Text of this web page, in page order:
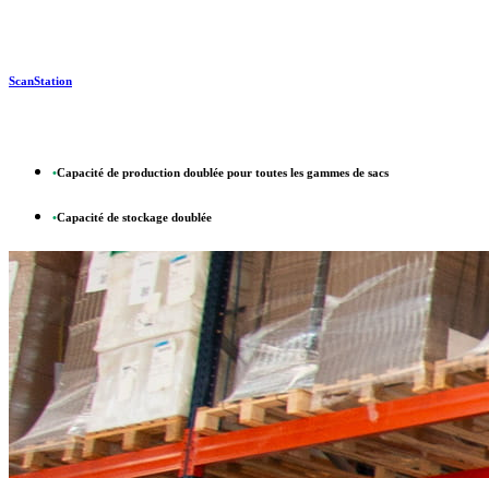
ScanStation
•Capacité de production doublée pour toutes les gammes de sacs
•Capacité de stockage doublée